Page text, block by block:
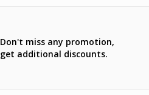
Don't miss any promotion,
get additional discounts.